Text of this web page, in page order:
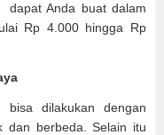
Anda buat dalam
Rp 4.000 hingga Rp
dilakukan dengan
berbeda. Selain itu